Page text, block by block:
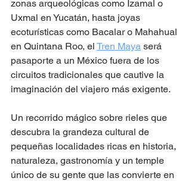
zonas arqueológicas como Izamal o
Uxmal en Yucatán, hasta joyas
ecoturísticas como Bacalar o Mahahual
en Quintana Roo, el Tren Maya será
pasaporte a un México fuera de los
circuitos tradicionales que cautive la
imaginación del viajero más exigente.
Un recorrido mágico sobre rieles que
descubra la grandeza cultural de
pequeñas localidades ricas en historia,
naturaleza, gastronomía y un temple
único de su gente que las convierte en